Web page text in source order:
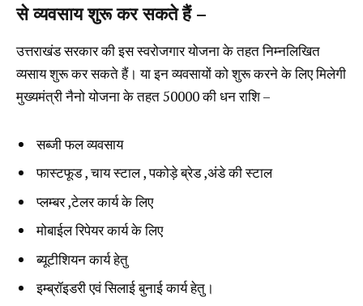
से व्यवसाय शुरू कर सकते हैं –
उत्तराखंड सरकार की इस स्वरोजगार योजना के तहत निम्नलिखित
व्यसाय शुरू कर सकते हैं। या इन व्यवसायों को शुरू करने के लिए मिलेगी
मुख्यमंत्री नैनो योजना के तहत 50000 की धन राशि –
सब्जी फल व्यवसाय
फास्टफूड , चाय स्टाल , पकोड़े ब्रेड ,अंडे की स्टाल
प्लम्बर ,टेलर कार्य के लिए
मोबाईल रिपेयर कार्य के लिए
ब्यूटीशियन कार्य हेतु
इम्ब्रॉइडरी एवं सिलाई बुनाई कार्य हेतु।